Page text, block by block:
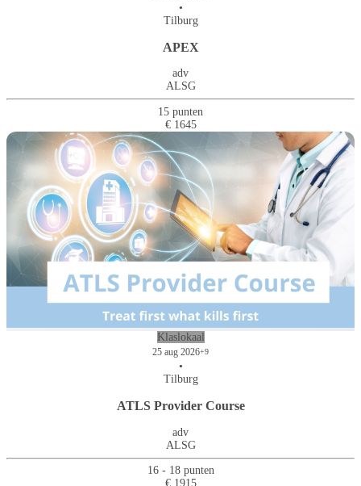
•
Tilburg
APEX
adv
ALSG
15 punten
€ 1645
Klaslokaal
25 aug 2026+9
•
Tilburg
ATLS Provider Course
adv
ALSG
16 - 18 punten
€ 1915